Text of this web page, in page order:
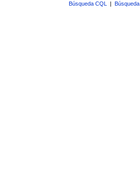
Búsqueda CQL